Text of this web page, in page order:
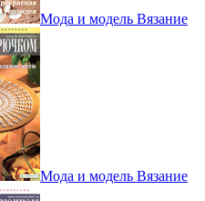
Мода и модель Вязание
Мода и модель Вязание